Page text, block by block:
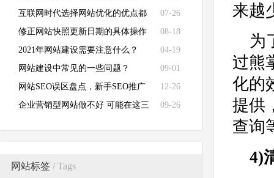
07-26
互联网时代选择网站优化的优点都
有哪些
08-18
修正网站快照更新日期的具体操作
方法!
04-19
2021年网站建设需要注意什么？
09-01
网站建设中常见的一些问题？
12-26
网站SEO误区盘点，新手SEO推广
容易犯的错误！
09-26
企业营销型网站做不好 可能在这三
网站标签 / Tags
来越
为
过熊
化的
提供
查询
4)